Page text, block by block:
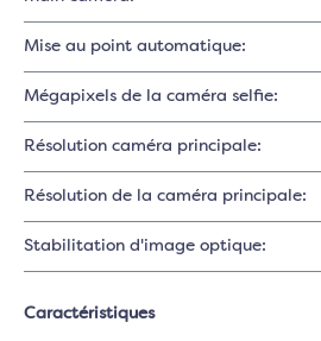
Mise au point automatique:
Mégapixels de la caméra selfie:
Résolution caméra principale:
Résolution de la caméra principale:
Stabilitation d'image optique:
Caractéristiques